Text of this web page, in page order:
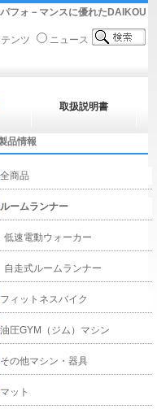
フォ－マンスに優れたDAIKOU
ンツ ニュース
取扱説明書
品情報
全商品
ルームランナー
低速電動ウォーカー
自走式ルームランナー
フィットネスバイク
油圧GYM（ジム）マシン
その他マシン・器具
マット